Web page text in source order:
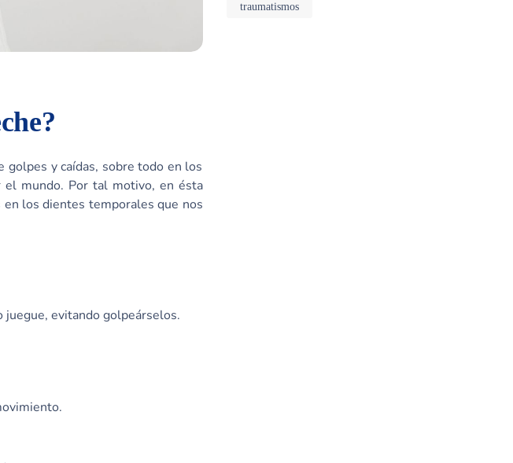
golpes y caídas, sobre todo en los
el mundo. Por tal motivo, en ésta
los dientes temporales que nos
juegue, evitando golpeárselos.
traumatismos